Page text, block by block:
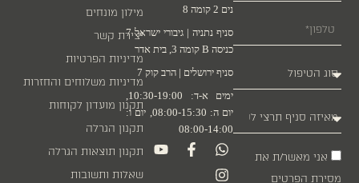
נים 2 קומה 8
סניף נתניה | גיבורי ישראל 7
כניסה B קומה 3, בית אדר
סניף ירושלים | הרב קוק 7
ימים א-ד: 10:30-19:00,
יום ה: 08:00-15:30, יום ו:
08:00-14:00
מילון מונחים
יצירת קשר
מדיניות הפרטיות
מדיניות משלוחים והחזרות
תקנון מועדון לקוחות
תקנון הגרלה
תקנון תוצאות הגרלה
שאלות ותשובות
אני מאשר/ת את
מסירת הפרטים